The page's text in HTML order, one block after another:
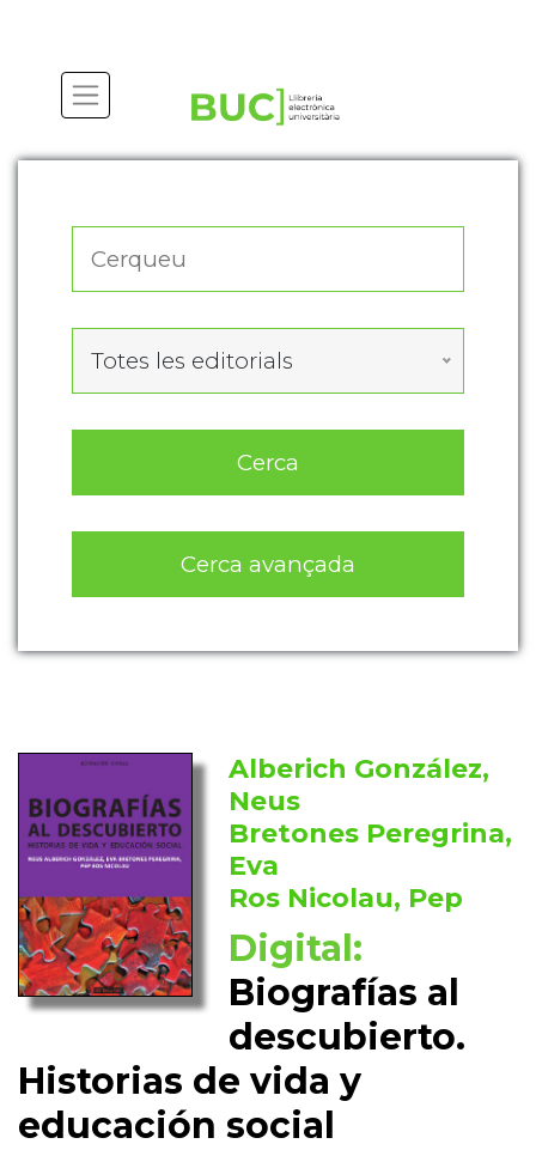
Totes les editorials
Cerca
Cerca avançada
Alberich González,
Neus
Bretones Peregrina,
Eva
Ros Nicolau, Pep
Digital:
Biografías al
descubierto.
Historias de vida y
educación social